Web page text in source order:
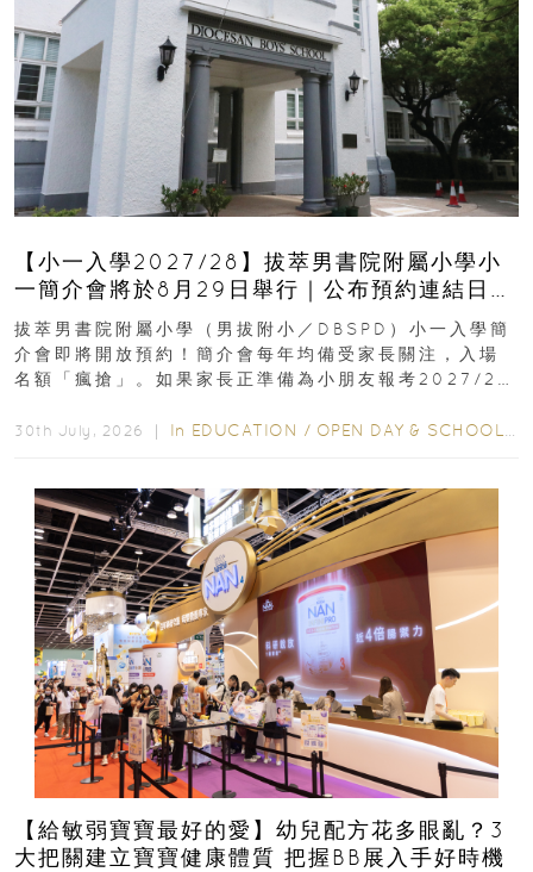
【小一入學2027/28】拔萃男書院附屬小學小
一簡介會將於8月29日舉行｜公布預約連結日期
｜更設有網上重溫
拔萃男書院附屬小學（男拔附小／DBSPD）小一入學簡
介會即將開放預約！簡介會每年均備受家長關注，入場
名額「瘋搶」。如果家長正準備為小朋友報考2027/28
30th July, 2026 ｜ In EDUCATION / OPEN DAY & SCHOOL EVENTS
【給敏弱寶寶最好的愛】幼兒配方花多眼亂？3
大把關建立寶寶健康體質 把握BB展入手好時機